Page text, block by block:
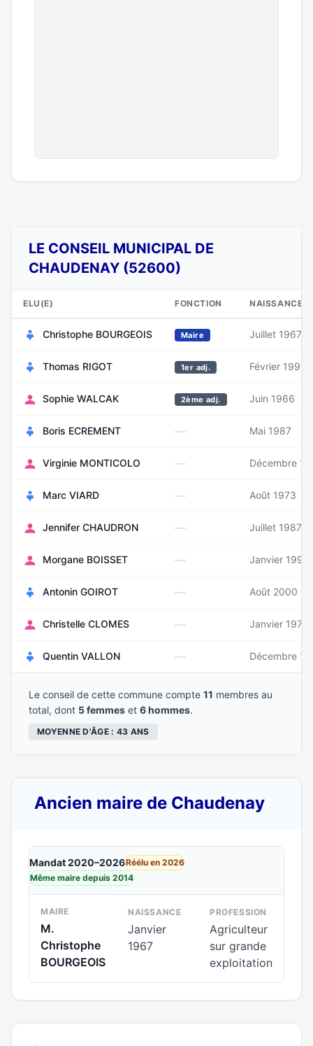
LE CONSEIL MUNICIPAL DE
CHAUDENAY (52600)
ELU(E) FONCTION NAISSANCE
Christophe BOURGEOIS Maire Juillet 1967
Thomas RIGOT 1er adj. Février 1993
Sophie WALCAK 2ème adj. Juin 1966
Boris ECREMENT — Mai 1987
Virginie MONTICOLO — Décembre
Marc VIARD — Août 1973
Jennifer CHAUDRON — Juillet 1987
Morgane BOISSET — Janvier 1992
Antonin GOIROT — Août 2000
Christelle CLOMES — Janvier 1971
Quentin VALLON — Décembre
Le conseil de cette commune compte 11 membres au
total, dont 5 femmes et 6 hommes.
MOYENNE D'ÂGE : 43 ANS
Ancien maire de Chaudenay
Mandat 2020–2026Réélu en 2026
Même maire depuis 2014
MAIRE
M.
Christophe
BOURGEOIS
NAISSANCE
Janvier
1967
PROFESSION
Agriculteur
sur grande
exploitation